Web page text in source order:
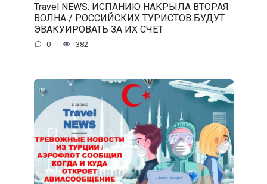
Travel NEWS: ИСПАНИЮ НАКРЫЛА ВТОРАЯ
ВОЛНА / РОССИЙСКИХ ТУРИСТОВ БУДУТ
ЭВАКУИРОВАТЬ ЗА ИХ СЧЕТ
0 382